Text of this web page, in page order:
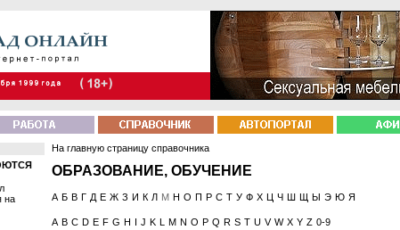
на
На главную страницу справочника
ОБРАЗОВАНИЕ, ОБУЧЕНИЕ
А Б В Г Д Е Ж З И К Л М Н О П Р С Т У Ф Х Ц Ч Ш Щ Ы Э Ю Я
A B C D E F G H J K L M N O P Q R S T U V W X Y Z 0-9